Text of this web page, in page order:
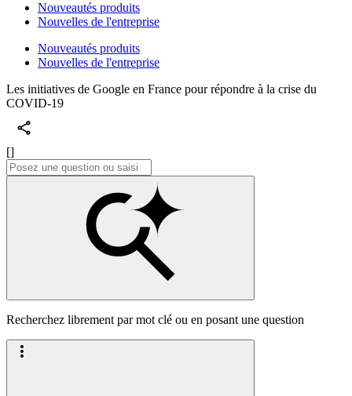
Nouveautés produits
Nouvelles de l'entreprise
Nouveautés produits
Nouvelles de l'entreprise
Les initiatives de Google en France pour répondre à la crise du
COVID-19
[]
Recherchez librement par mot clé ou en posant une question